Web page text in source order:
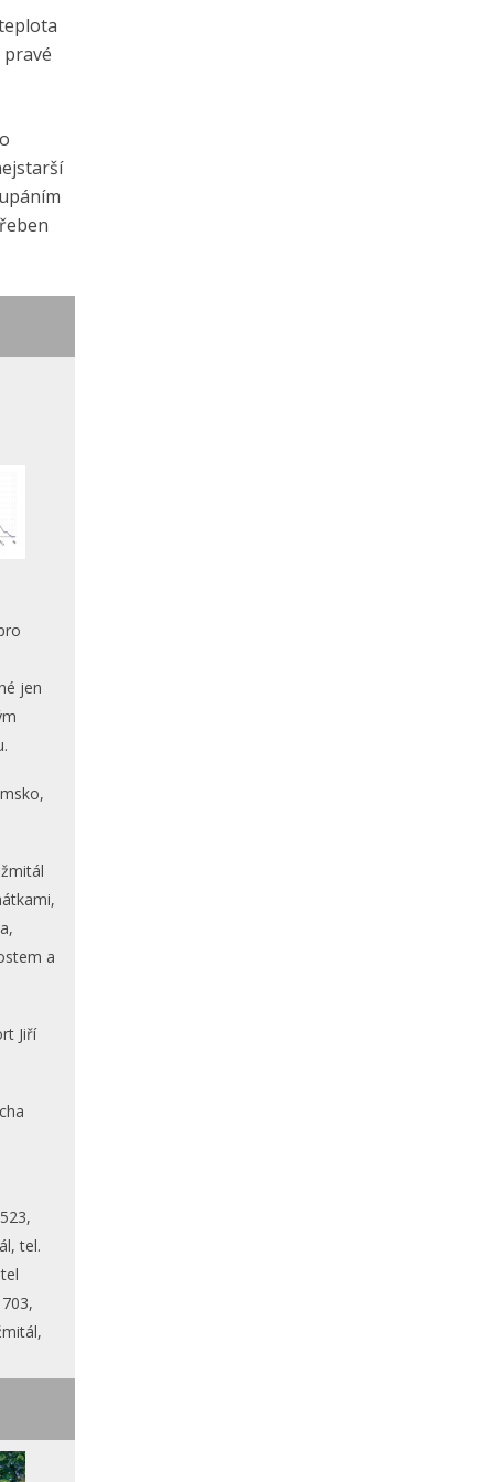
jen
a
Jiří
tel.